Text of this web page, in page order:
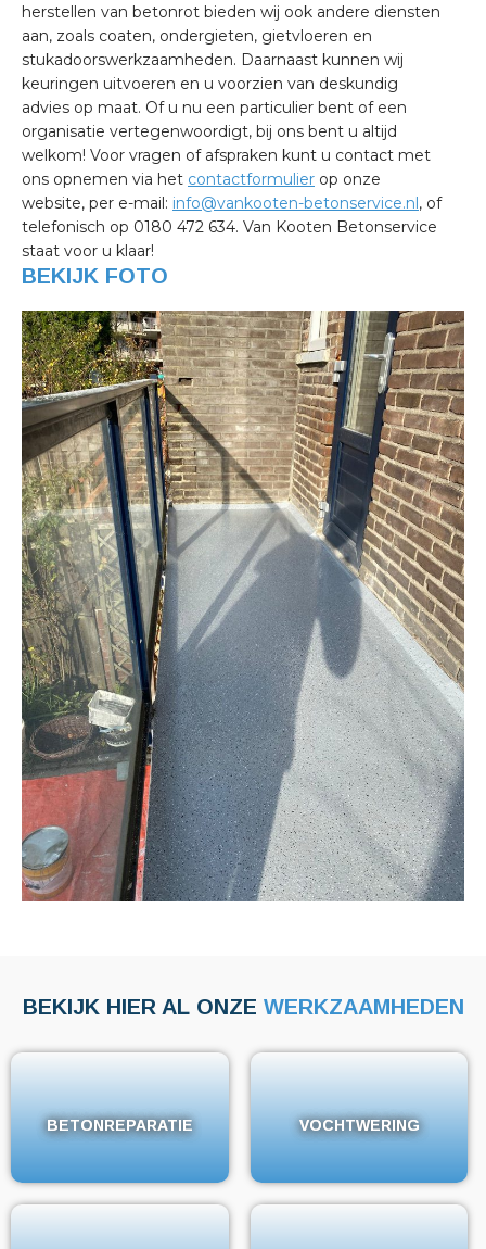
herstellen van betonrot bieden wij ook andere diensten
aan, zoals coaten, ondergieten, gietvloeren en
stukadoorswerkzaamheden. Daarnaast kunnen wij
keuringen uitvoeren en u voorzien van deskundig
advies op maat. Of u nu een particulier bent of een
organisatie vertegenwoordigt, bij ons bent u altijd
welkom! Voor vragen of afspraken kunt u contact met
ons opnemen via het contactformulier op onze
website, per e-mail: info@vankooten-betonservice.nl, of
telefonisch op 0180 472 634. Van Kooten Betonservice
staat voor u klaar!
BEKIJK FOTO
BEKIJK HIER AL ONZE WERKZAAMHEDEN
BETONREPARATIE
BETONREPARATIE VOCHTWERING
VOCHTWERING